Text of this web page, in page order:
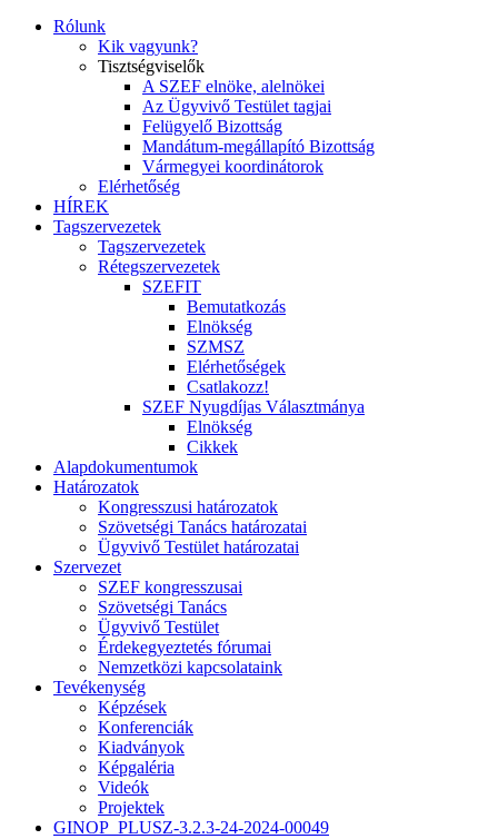
Rólunk
Kik vagyunk?
Tisztségviselők
A SZEF elnöke, alelnökei
Az Ügyvivő Testület tagjai
Felügyelő Bizottság
Mandátum-megállapító Bizottság
Vármegyei koordinátorok
Elérhetőség
HÍREK
Tagszervezetek
Tagszervezetek
Rétegszervezetek
SZEFIT
Bemutatkozás
Elnökség
SZMSZ
Elérhetőségek
Csatlakozz!
SZEF Nyugdíjas Választmánya
Elnökség
Cikkek
Alapdokumentumok
Határozatok
Kongresszusi határozatok
Szövetségi Tanács határozatai
Ügyvivő Testület határozatai
Szervezet
SZEF kongresszusai
Szövetségi Tanács
Ügyvivő Testület
Érdekegyeztetés fórumai
Nemzetközi kapcsolataink
Tevékenység
Képzések
Konferenciák
Kiadványok
Képgaléria
Videók
Projektek
GINOP_PLUSZ-3.2.3-24-2024-00049